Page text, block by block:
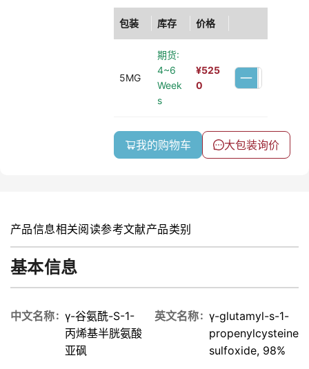
包装 库存 价格
5MG
期货:
4~6
Week
s
¥525
0
我的购物车 大包装询价
产品信息相关阅读参考文献产品类别
基本信息
中文名称
γ-谷氨酰-S-1-
丙烯基半胱氨酸
亚砜
英文名称
γ-glutamyl-s-1-
propenylcysteine
sulfoxide, 98%